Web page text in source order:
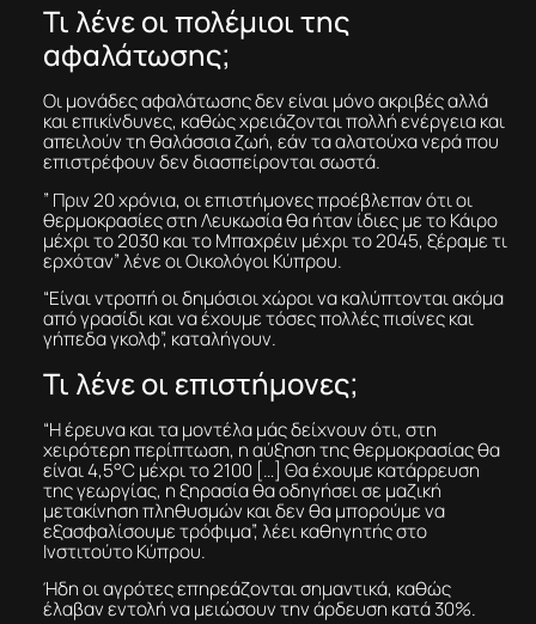
Τι λένε οι πολέμιοι της
αφαλάτωσης;
Οι μονάδες αφαλάτωσης δεν είναι μόνο ακριβές αλλά
και επικίνδυνες, καθώς χρειάζονται πολλή ενέργεια και
απειλούν τη θαλάσσια ζωή, εάν τα αλατούχα νερά που
επιστρέφουν δεν διασπείρονται σωστά.
” Πριν 20 χρόνια, οι επιστήμονες προέβλεπαν ότι οι
θερμοκρασίες στη Λευκωσία θα ήταν ίδιες με το Κάιρο
μέχρι το 2030 και το Μπαχρέιν μέχρι το 2045, ξέραμε τι
ερχόταν” λένε οι Οικολόγοι Κύπρου.
“Είναι ντροπή οι δημόσιοι χώροι να καλύπτονται ακόμα
από γρασίδι και να έχουμε τόσες πολλές πισίνες και
γήπεδα γκολφ”, καταλήγουν.
Τι λένε οι επιστήμονες;
“Η έρευνα και τα μοντέλα μάς δείχνουν ότι, στη
χειρότερη περίπτωση, η αύξηση της θερμοκρασίας θα
είναι 4,5°C μέχρι το 2100 […] Θα έχουμε κατάρρευση
της γεωργίας, η ξηρασία θα οδηγήσει σε μαζική
μετακίνηση πληθυσμών και δεν θα μπορούμε να
εξασφαλίσουμε τρόφιμα”, λέει καθηγητής στο
Ινστιτούτο Κύπρου.
Ήδη οι αγρότες επηρεάζονται σημαντικά, καθώς
έλαβαν εντολή να μειώσουν την άρδευση κατά 30%.